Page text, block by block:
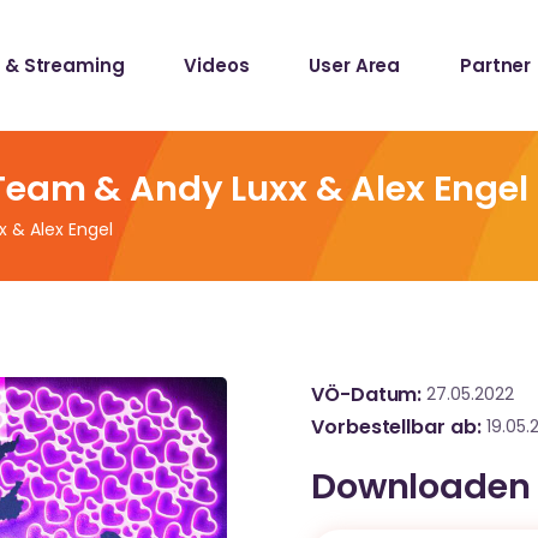
& Streaming Videos User Area Partner
& Andy Luxx & Alex Engel
& Alex Engel
VÖ-Datum 27.05.2022
Vorbestellbar ab